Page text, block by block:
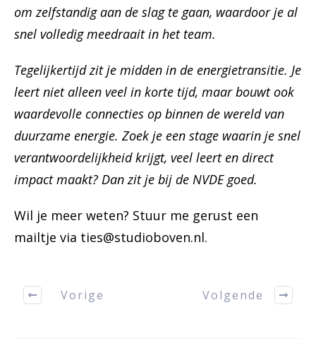
om zelfstandig aan de slag te gaan, waardoor je al
snel volledig meedraait in het team.
Tegelijkertijd zit je midden in de energietransitie. Je
leert niet alleen veel in korte tijd, maar bouwt ook
waardevolle connecties op binnen de wereld van
duurzame energie. Zoek je een stage waarin je snel
verantwoordelijkheid krijgt, veel leert en direct
impact maakt? Dan zit je bij de NVDE goed.
Wil je meer weten? Stuur me gerust een
mailtje via ties@studioboven.nl.
Vorige Volgende